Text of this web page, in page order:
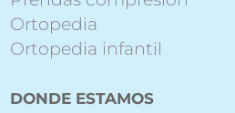
Ortopedia
Ortopedia infantil
DONDE ESTAMOS